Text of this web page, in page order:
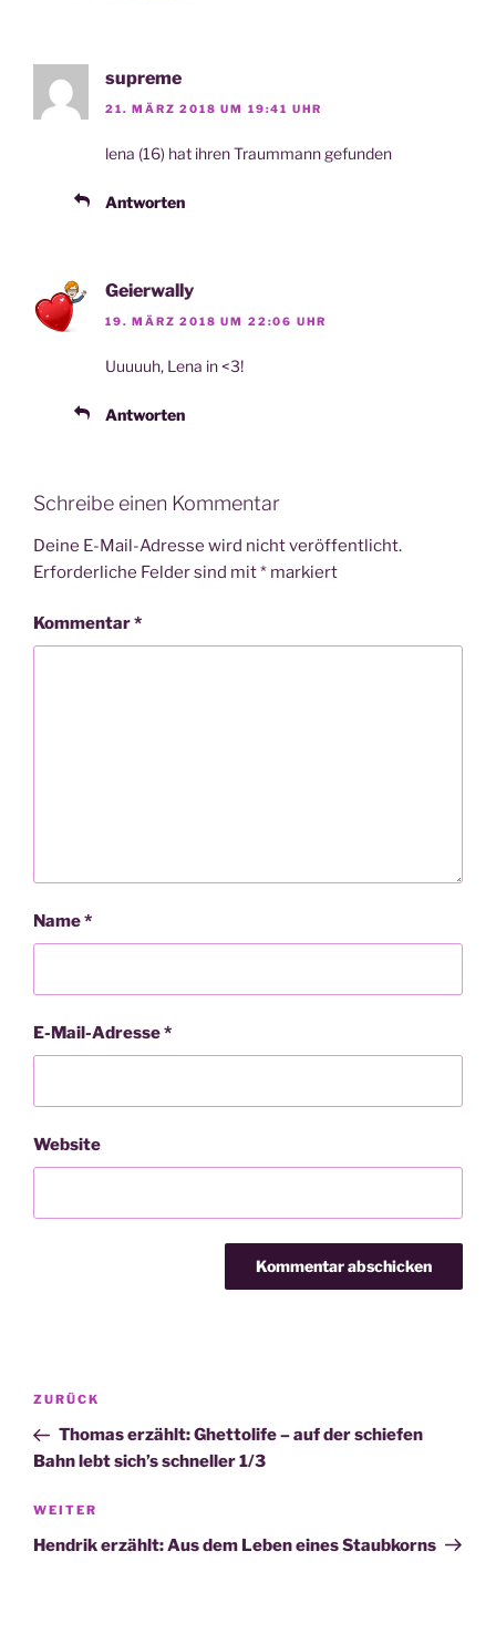
supreme
21. MÄRZ 2018 UM 19:41 UHR
lena (16) hat ihren Traum­mann gefunden
Antworten
Geierwally
19. MÄRZ 2018 UM 22:06 UHR
Uuuuuh, Lena in <3!
Antworten
Schreibe einen Kommentar
Deine E-Mail-Adresse wird nicht veröffentlicht.
Erforderliche Felder sind mit* markiert
Kommentar*
Name*
E-Mail-Adresse*
Website
Beitragsnavigation
Vorheriger
Beitrag
ZURÜCK
Thomas erzählt: Ghettolife – auf der schiefen
Bahn lebt sich’s schneller 1/3
Nächster
Beitrag
WEITER
Hendrik erzählt: Aus dem Leben eines Staubkorns